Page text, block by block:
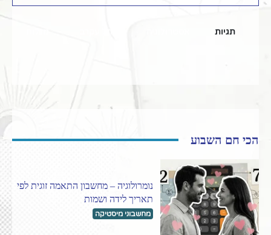
הכי חם השבוע
נומרולוגיה – מחשבון התאמה זוגית לפי
תאריך לידה ושמות
מחשבוני מיסטיקה
תגיות